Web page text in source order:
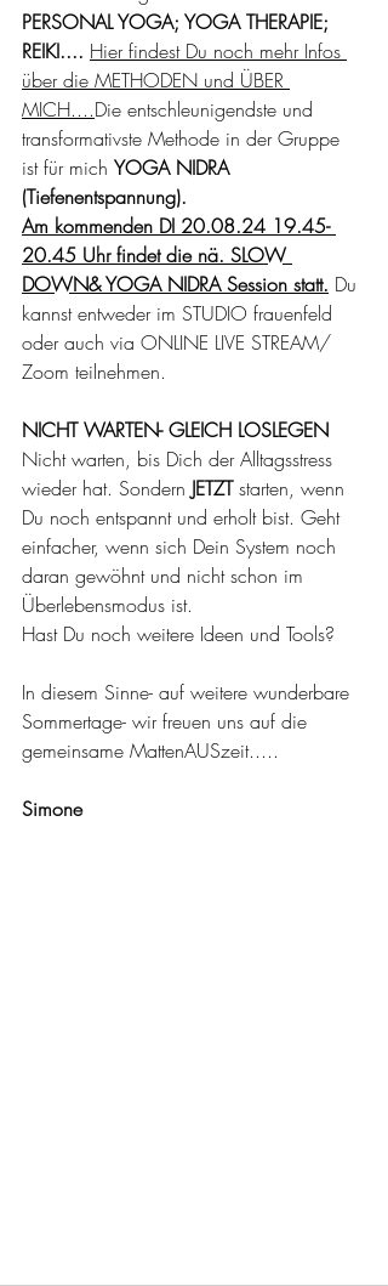
PERSONAL YOGA; YOGA THERAPIE;
REIKI.... Hier findest Du noch mehr Infos
über die METHODEN und ÜBER
MICH....Die entschleunigendste und
transformativste Methode in der Gruppe
ist für mich YOGA NIDRA
(Tiefenentspannung).
Am kommenden DI 20.08.24 19.45-
20.45 Uhr findet die nä. SLOW
DOWN& YOGA NIDRA Session statt. Du
kannst entweder im STUDIO frauenfeld
oder auch via ONLINE LIVE STREAM/
Zoom teilnehmen.
NICHT WARTEN- GLEICH LOSLEGEN
Nicht warten, bis Dich der Alltagsstress
wieder hat. Sondern JETZT starten, wenn
Du noch entspannt und erholt bist. Geht
einfacher, wenn sich Dein System noch
daran gewöhnt und nicht schon im
Überlebensmodus ist.
Hast Du noch weitere Ideen und Tools?
In diesem Sinne- auf weitere wunderbare
Sommertage- wir freuen uns auf die
gemeinsame MattenAUSzeit.....
Simone